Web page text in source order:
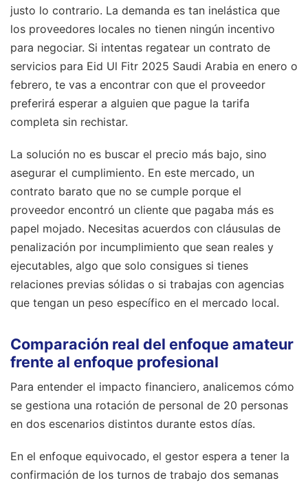
justo lo contrario. La demanda es tan inelástica que
los proveedores locales no tienen ningún incentivo
para negociar. Si intentas regatear un contrato de
servicios para Eid Ul Fitr 2025 Saudi Arabia en enero o
febrero, te vas a encontrar con que el proveedor
preferirá esperar a alguien que pague la tarifa
completa sin rechistar.
La solución no es buscar el precio más bajo, sino
asegurar el cumplimiento. En este mercado, un
contrato barato que no se cumple porque el
proveedor encontró un cliente que pagaba más es
papel mojado. Necesitas acuerdos con cláusulas de
penalización por incumplimiento que sean reales y
ejecutables, algo que solo consigues si tienes
relaciones previas sólidas o si trabajas con agencias
que tengan un peso específico en el mercado local.
Comparación real del enfoque amateur
frente al enfoque profesional
Para entender el impacto financiero, analicemos cómo
se gestiona una rotación de personal de 20 personas
en dos escenarios distintos durante estos días.
En el enfoque equivocado, el gestor espera a tener la
confirmación de los turnos de trabajo dos semanas